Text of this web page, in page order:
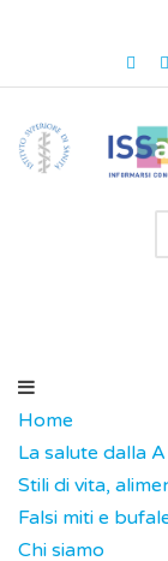
Home
La salute dalla
Stili di vita,
Falsi miti e
Chi siamo